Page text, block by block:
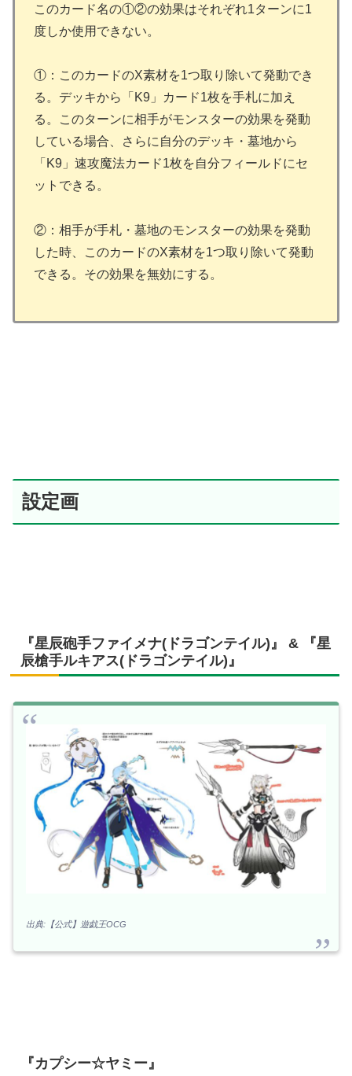
このカード名の①②の効果はそれぞれ1ターンに1
度しか使用できない。
①：このカードのX素材を1つ取り除いて発動でき
る。デッキから「K9」カード1枚を手札に加え
る。このターンに相手がモンスターの効果を発動
している場合、さらに自分のデッキ・墓地から
「K9」速攻魔法カード1枚を自分フィールドにセ
ットできる。
②：相手が手札・墓地のモンスターの効果を発動
した時、このカードのX素材を1つ取り除いて発動
できる。その効果を無効にする。
設定画
『星辰砲手ファイメナ(ドラゴンテイル)』 & 『星
辰槍手ルキアス(ドラゴンテイル)』
出典:【公式】遊戯王OCG
『カプシー☆ヤミー』